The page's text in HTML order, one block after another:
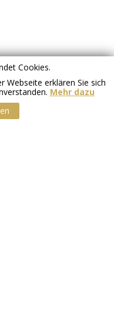
Cookies.
Webseite erklären Sie sich
Mehr dazu